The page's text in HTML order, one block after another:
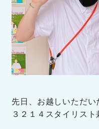
先日、お越しいただ
３２１４スタイリスト